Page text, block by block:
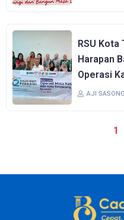
RSU Kota
Harapan
Operasi
AJI
1